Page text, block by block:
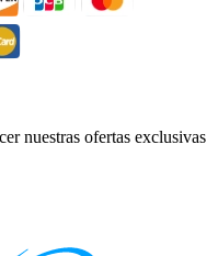
nuestras ofertas exclusivas